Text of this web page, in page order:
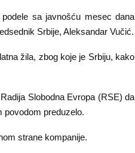
sa javnošću mesec dana
Srbije, Aleksandar Vučić.
žila, zbog koje je Srbiju, kako
Slobodna Evropa (RSE) da
povodom preduzelo.
strane kompanije.